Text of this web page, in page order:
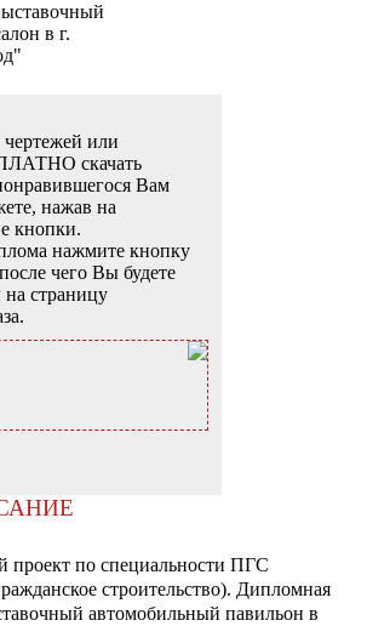
в г.
чертежей или
скачать
Вам
нажав на
кнопки.
нажмите кнопку
чего Вы будете
страницу
проект по специальности ПГС
строительство). Дипломная
автомобильный павильон в